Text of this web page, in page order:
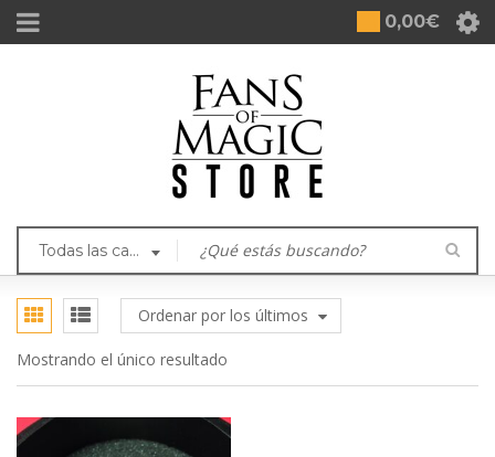
0,00€
Todas las categorías
Ordenar por los últimos
Mostrando el único resultado